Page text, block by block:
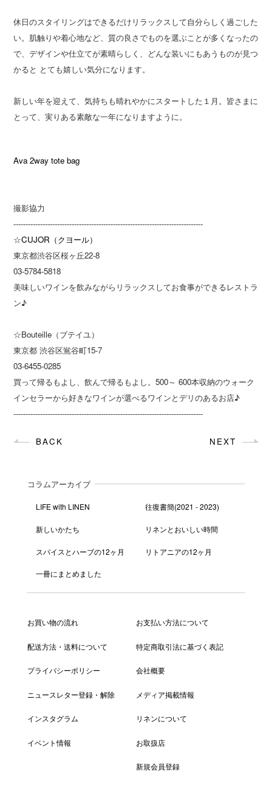
休日のスタイリングはできるだけリラックスして自分らしく過ごした
い。肌触りや着心地など、質の良さでものを選ぶことが多くなったの
で、デザインや仕立てが素晴らしく、どんな装いにもあうものが見つ
かると とても嬉しい気分になります。
新しい年を迎えて、気持ちも晴れやかにスタートした１月。皆さまに
とって、実りある素敵な一年になりますように。
Ava 2way tote bag
撮影協力
------------------------------------------------------------------------------
☆CUJOR（クヨール）
東京都渋谷区桜ヶ丘22-8
03-5784-5818
美味しいワインを飲みながらリラックスしてお食事ができるレストラ
ン♪
☆Bouteille（ブテイユ）
東京都 渋谷区鴬谷町15-7
03-6455-0285
買って帰るもよし、飲んで帰るもよし。500～ 600本収納のウォーク
インセラーから好きなワインが選べるワインとデリのあるお店♪
------------------------------------------------------------------------------
BACK NEXT
コラムアーカイブ
LIFE with LINEN 往復書簡(2021 - 2023)
新しいかたち リネンとおいしい時間
スパイスとハーブの12ヶ月 リトアニアの12ヶ月
一冊にまとめました
お買い物の流れ お支払い方法について
配送方法・送料について 特定商取引法に基づく表記
プライバシーポリシー 会社概要
ニュースレター登録・解除 メディア掲載情報
インスタグラム リネンについて
イベント情報 お取扱店
新規会員登録